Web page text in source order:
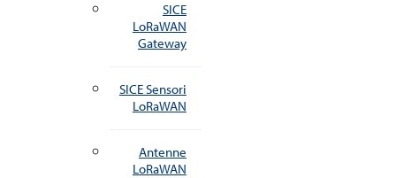
SICE
LoRaWAN
Gateway
SICE Sensori
LoRaWAN
Antenne
LoRaWAN